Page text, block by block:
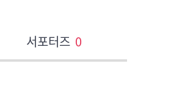
서포터즈 0